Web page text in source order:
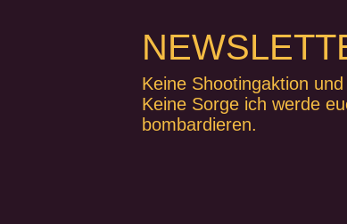
Keine Shootingaktion
Keine Sorge ich werde
bombardieren.